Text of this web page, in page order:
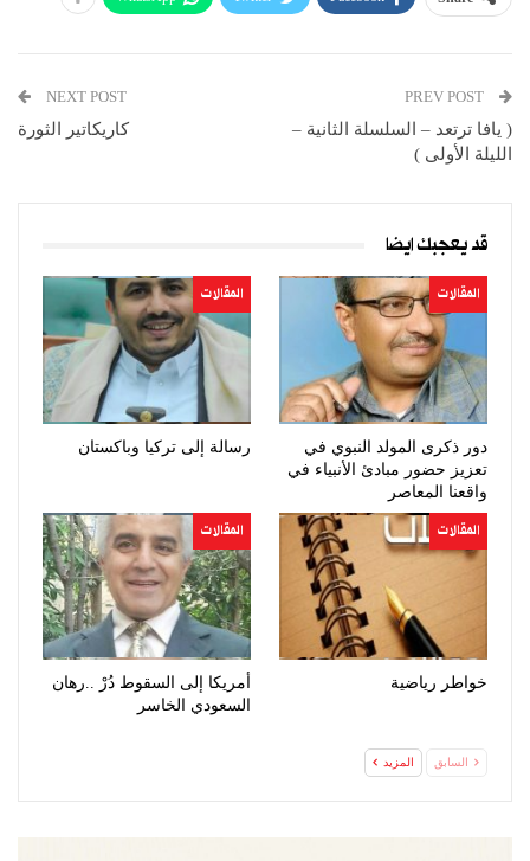
( ‏يافا ترتعد – السلسلة الثانية –
الليلة الأولى )
NEXT POST
كاريكاتير الثورة
قد يعجبك ايضا
المقالات
دور ذكرى المولد النبوي في
تعزيز حضور مبادئ الأنبياء في
واقعنا المعاصر
المقالات
رسالة إلى تركيا وباكستان
المقالات
خواطر رياضية
المقالات
أمريكا إلى السقوط دُرْ ..رهان
السعودي الخاسر
السابق المزيد